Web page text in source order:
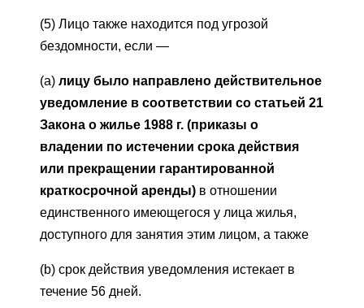
(5) Лицо также находится под угрозой
бездомности, если —
(a) лицу было направлено действительное
уведомление в соответствии со статьей 21
Закона о жилье 1988 г. (приказы о
владении по истечении срока действия
или прекращении гарантированной
краткосрочной аренды) в отношении
единственного имеющегося у лица жилья,
доступного для занятия этим лицом, а также
(b) срок действия уведомления истекает в
течение 56 дней.